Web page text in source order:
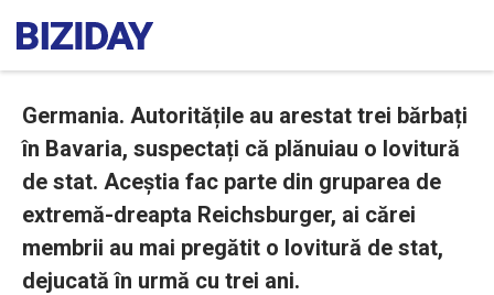
Germania. Autoritățile au arestat trei bărbați
în Bavaria, suspectați că plănuiau o lovitură
de stat. Aceștia fac parte din gruparea de
extremă-dreapta Reichsburger, ai cărei
membrii au mai pregătit o lovitură de stat,
dejucată în urmă cu trei ani.